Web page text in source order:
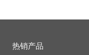
热销产品